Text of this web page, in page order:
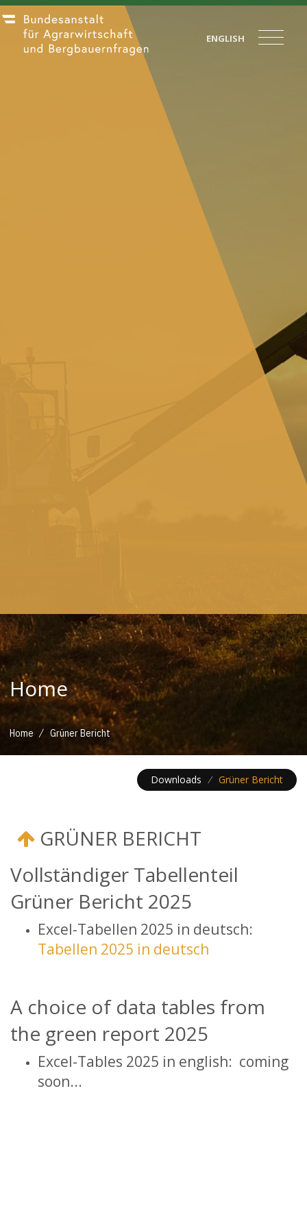
ENGLISH
Home
Home / Grüner Bericht
Downloads / Grüner Bericht
GRÜNER BERICHT
Vollständiger Tabellenteil
Grüner Bericht 2025
Excel-Tabellen 2025 in deutsch:
Tabellen 2025 in deutsch
A choice of data tables from
the green report 2025
Excel-Tables 2025 in english: coming
soon...